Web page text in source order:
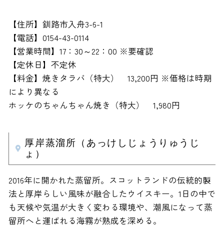
【住所】釧路市入舟3-6-1
【電話】0154-43-0114
【営業時間】17：30～22：00 ※要確認
【定休日】不定休
【料金】焼きタラバ（特大） 13,200円 ※価格は時期
により異なる
ホッケのちゃんちゃん焼き（特大） 1,980円
厚岸蒸溜所（あっけしじょうりゅうじ
ょ）
2016年に開かれた蒸留所。スコットランドの伝統的製
法と厚岸らしい風味が融合したウイスキー。1日の中で
も天候や気温が大きく変わる環境や、潮風になって蒸
留所へと運ばれる海霧が熟成を深める。